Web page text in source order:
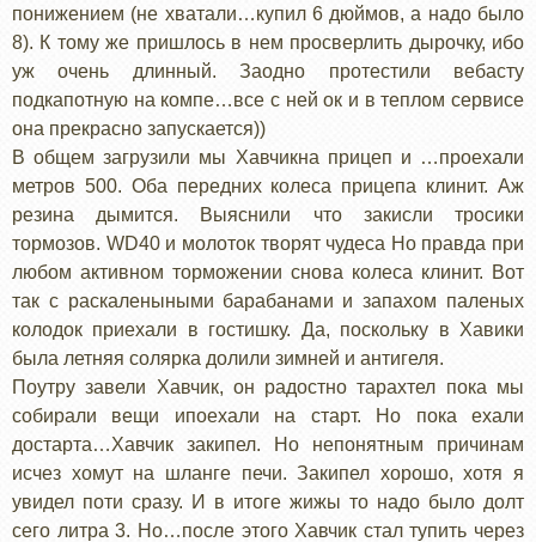
понижением (не хватали…купил 6 дюймов, а надо было
8). К тому же пришлось в нем просверлить дырочку, ибо
уж очень длинный. Заодно протестили вебасту
подкапотную на компе…все с ней ок и в теплом сервисе
она прекрасно запускается))
В общем загрузили мы Хавчикна прицеп и …проехали
метров 500. Оба передних колеса прицепа клинит. Аж
резина дымится. Выяснили что закисли тросики
тормозов. WD40 и молоток творят чудеса Но правда при
любом активном торможении снова колеса клинит. Вот
так с раскаленыными барабанами и запахом паленых
колодок приехали в гостишку. Да, поскольку в Хавики
была летняя солярка долили зимней и антигеля.
Поутру завели Хавчик, он радостно тарахтел пока мы
собирали вещи ипоехали на старт. Но пока ехали
достарта…Хавчик закипел. Но непонятным причинам
исчез хомут на шланге печи. Закипел хорошо, хотя я
увидел поти сразу. И в итоге жижы то надо было долт
сего литра 3. Но…после этого Хавчик стал тупить через